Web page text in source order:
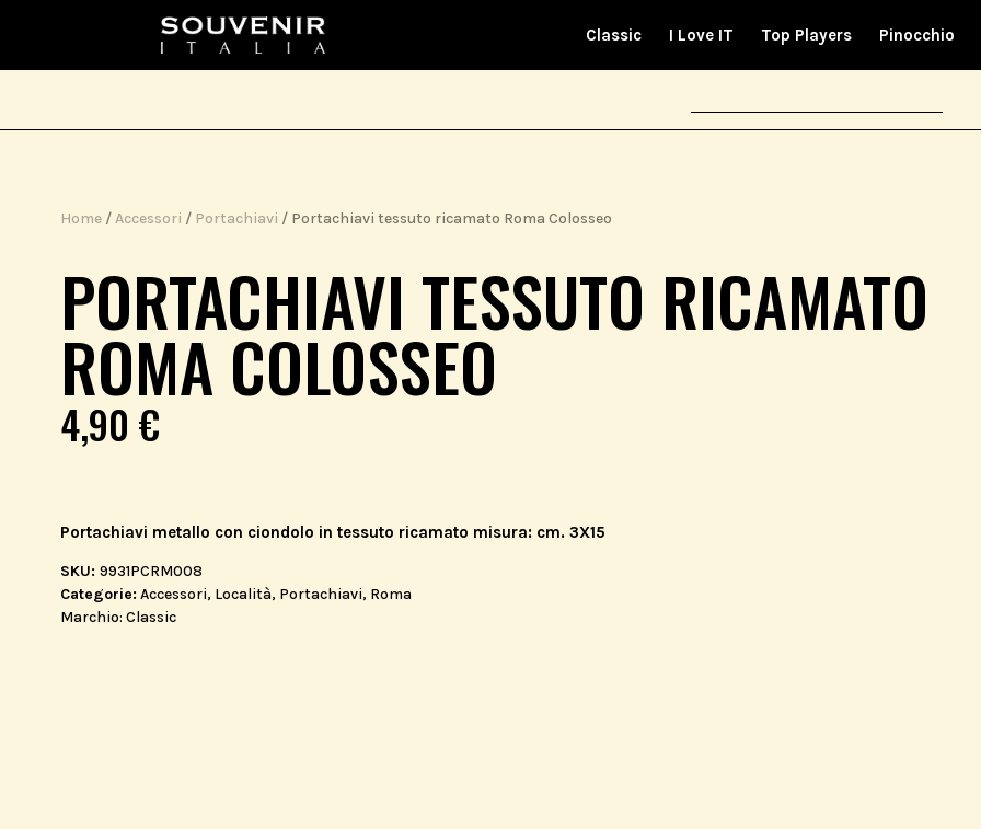
Classic I Love IT Top Players Pinocchio
Home /Accessori / Portachiavi / Portachiavi tessuto ricamato Roma Colosseo
PORTACHIAVI TESSUTO RICAMATO
ROMA COLOSSEO
4,90€
Portachiavi metallo con ciondolo in tessuto ricamato misura: cm. 3X15
SKU:9931PCRM008
Categorie: Accessori, Località, Portachiavi, Roma
Marchio:Classic